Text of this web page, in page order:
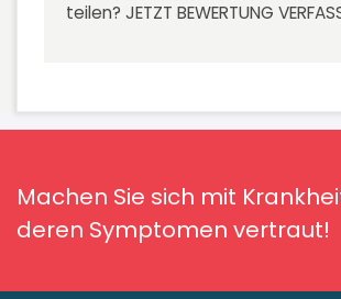
teilen? JETZT BEWERTUNG
Machen Sie sich mit
deren Symptomen vertraut!